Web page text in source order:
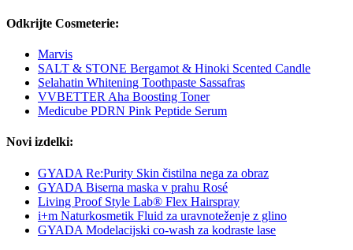
Odkrijte Cosmeterie:
Marvis
SALT & STONE Bergamot & Hinoki Scented Candle
Selahatin Whitening Toothpaste Sassafras
VVBETTER Aha Boosting Toner
Medicube PDRN Pink Peptide Serum
Novi izdelki:
GYADA Re:Purity Skin čistilna nega za obraz
GYADA Biserna maska v prahu Rosé
Living Proof Style Lab® Flex Hairspray
i+m Naturkosmetik Fluid za uravnoteženje z glino
GYADA Modelacijski co-wash za kodraste lase